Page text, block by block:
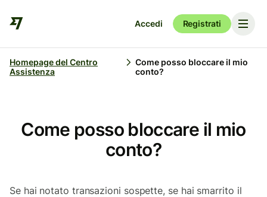
Accedi Registrati
Homepage del Centro
Assistenza
Come posso bloccare il mio
conto?
Come posso bloccare il mio
conto?
Se hai notato transazioni sospette, se hai smarrito il